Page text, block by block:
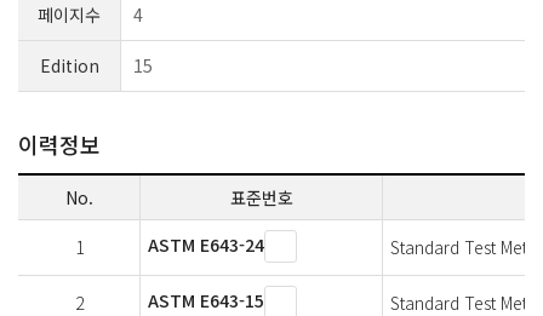
페이지수 4
Edition 15
이력정보
No. 표준번호
1 ASTM E643-24 Standard Test
2 ASTM E643-15 Standard Test